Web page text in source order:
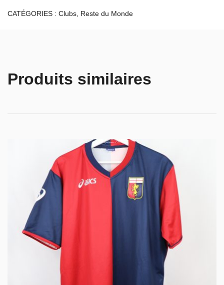
CATÉGORIES : Clubs Reste du Monde
Produits similaires